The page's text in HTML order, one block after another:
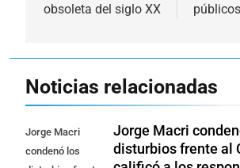
obsoleta del siglo XX
públicos
Noticias relacionadas
Jorge Macri
condenó los
Jorge Macri
disturbios frente al